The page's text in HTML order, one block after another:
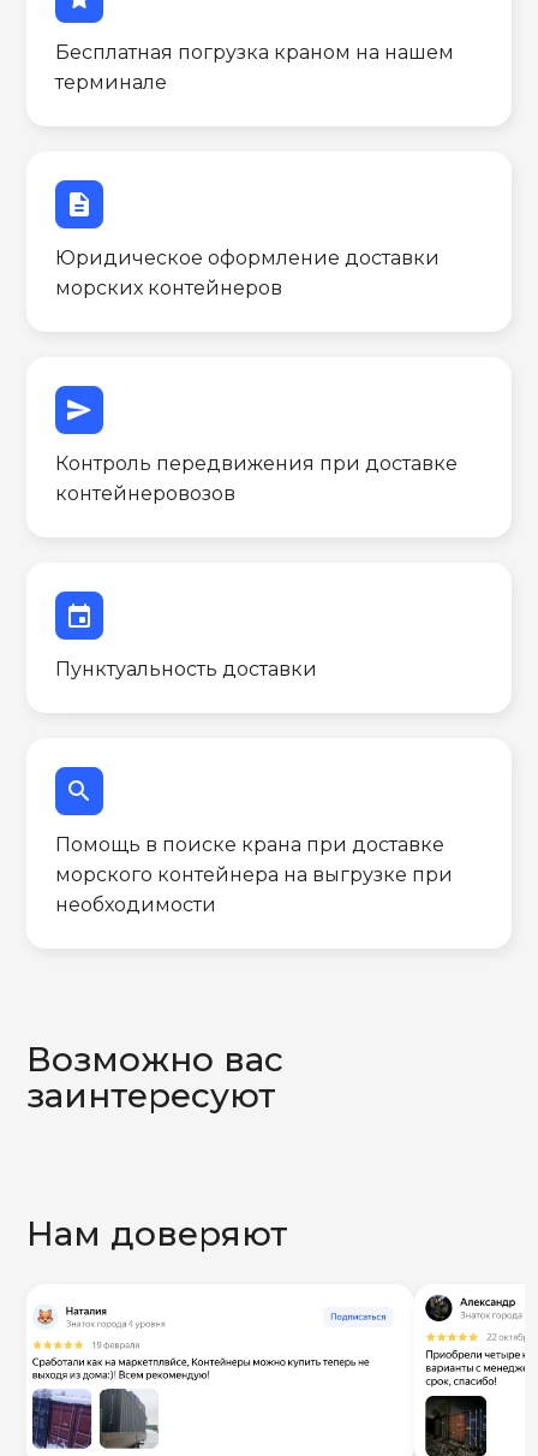
Бесплатная погрузка краном на нашем
терминале
description
Юридическое оформление доставки
морских контейнеров
send
Контроль передвижения при доставке
контейнеровозов
event
Пунктуальность доставки
search
Помощь в поиске крана при доставке
морского контейнера на выгрузке при
необходимости
Возможно вас
заинтересуют
Нам доверяют